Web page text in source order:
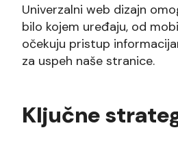
Univerzalni web dizajn
bilo kojem uređaju, od
očekuju pristup
za uspeh naše stranice.
Ključne